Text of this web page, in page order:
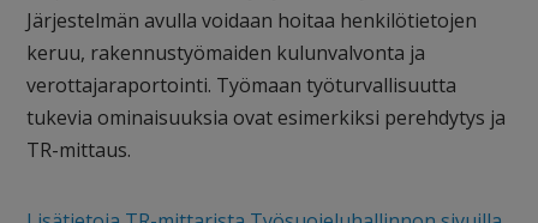
Järjestelmän avulla voidaan hoitaa henkilötietojen
keruu, rakennustyömaiden kulunvalvonta ja
verottajaraportointi. Työmaan työturvallisuutta
tukevia ominaisuuksia ovat esimerkiksi perehdytys ja
TR-mittaus.